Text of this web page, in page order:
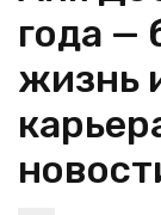
года —
жизнь